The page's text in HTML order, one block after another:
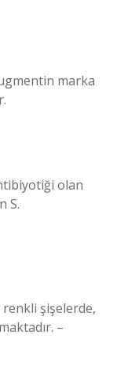
marka
olan
S.
renkli şişelerde,
–